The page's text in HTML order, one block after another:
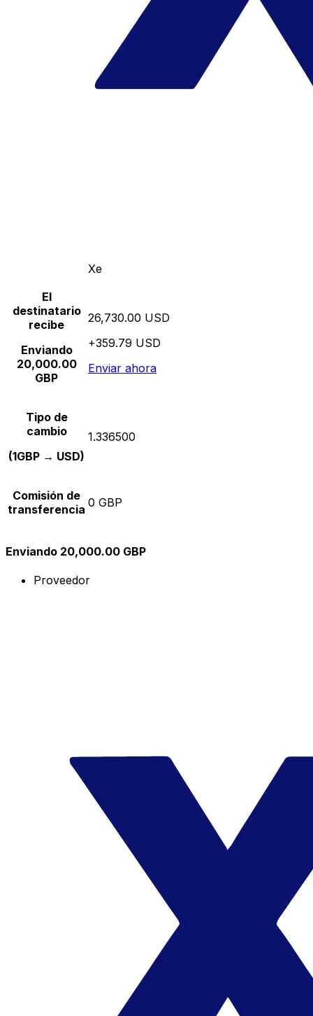
Xe
El
destinatario
recibe
Enviando
20,000.00
GBP
26,730.00 USD
+359.79 USD
Enviar ahora
Tipo de
cambio
(1GBP → USD)
1.336500
Comisión de
transferencia 0 GBP
Enviando 20,000.00 GBP
Proveedor